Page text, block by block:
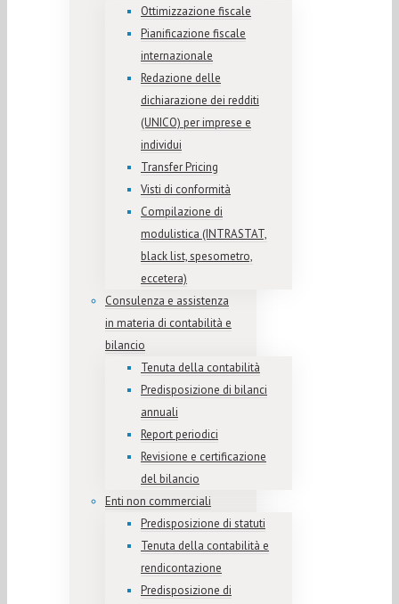
Ottimizzazione fiscale
Pianificazione fiscale
internazionale
Redazione delle
dichiarazione dei redditi
(UNICO) per imprese e
individui
Transfer Pricing
Visti di conformità
Compilazione di
modulistica (INTRASTAT,
black list, spesometro,
eccetera)
Consulenza e assistenza
in materia di contabilità e
bilancio
Tenuta della contabilità
Predisposizione di bilanci
annuali
Report periodici
Revisione e certificazione
del bilancio
Enti non commerciali
Predisposizione di statuti
Tenuta della contabilità e
rendicontazione
Predisposizione di